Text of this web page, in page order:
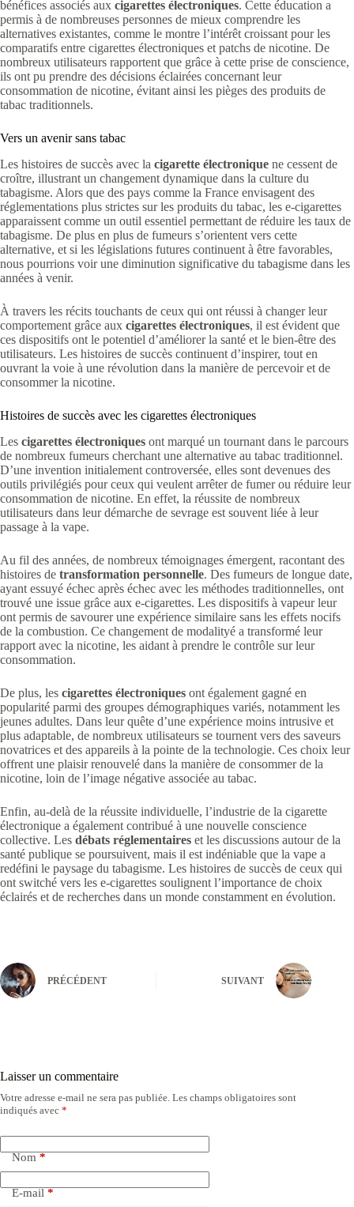
bénéfices associés aux cigarettes électroniques. Cette éducation a
permis à de nombreuses personnes de mieux comprendre les
alternatives existantes, comme le montre l’intérêt croissant pour les
comparatifs entre cigarettes électroniques et patchs de nicotine. De
nombreux utilisateurs rapportent que grâce à cette prise de conscience,
ils ont pu prendre des décisions éclairées concernant leur
consommation de nicotine, évitant ainsi les pièges des produits de
tabac traditionnels.
Vers un avenir sans tabac
Les histoires de succès avec la cigarette électronique ne cessent de
croître, illustrant un changement dynamique dans la culture du
tabagisme. Alors que des pays comme la France envisagent des
réglementations plus strictes sur les produits du tabac, les e-cigarettes
apparaissent comme un outil essentiel permettant de réduire les taux de
tabagisme. De plus en plus de fumeurs s’orientent vers cette
alternative, et si les législations futures continuent à être favorables,
nous pourrions voir une diminution significative du tabagisme dans les
années à venir.
À travers les récits touchants de ceux qui ont réussi à changer leur
comportement grâce aux cigarettes électroniques, il est évident que
ces dispositifs ont le potentiel d’améliorer la santé et le bien-être des
utilisateurs. Les histoires de succès continuent d’inspirer, tout en
ouvrant la voie à une révolution dans la manière de percevoir et de
consommer la nicotine.
Histoires de succès avec les cigarettes électroniques
Les cigarettes électroniques ont marqué un tournant dans le parcours
de nombreux fumeurs cherchant une alternative au tabac traditionnel.
D’une invention initialement controversée, elles sont devenues des
outils privilégiés pour ceux qui veulent arrêter de fumer ou réduire leur
consommation de nicotine. En effet, la réussite de nombreux
utilisateurs dans leur démarche de sevrage est souvent liée à leur
passage à la vape.
Au fil des années, de nombreux témoignages émergent, racontant des
histoires de transformation personnelle. Des fumeurs de longue date,
ayant essuyé échec après échec avec les méthodes traditionnelles, ont
trouvé une issue grâce aux e-cigarettes. Les dispositifs à vapeur leur
ont permis de savourer une expérience similaire sans les effets nocifs
de la combustion. Ce changement de modalityé a transformé leur
rapport avec la nicotine, les aidant à prendre le contrôle sur leur
consommation.
De plus, les cigarettes électroniques ont également gagné en
popularité parmi des groupes démographiques variés, notamment les
jeunes adultes. Dans leur quête d’une expérience moins intrusive et
plus adaptable, de nombreux utilisateurs se tournent vers des saveurs
novatrices et des appareils à la pointe de la technologie. Ces choix leur
offrent une plaisir renouvelé dans la manière de consommer de la
nicotine, loin de l’image négative associée au tabac.
Enfin, au-delà de la réussite individuelle, l’industrie de la cigarette
électronique a également contribué à une nouvelle conscience
collective. Les débats réglementaires et les discussions autour de la
santé publique se poursuivent, mais il est indéniable que la vape a
redéfini le paysage du tabagisme. Les histoires de succès de ceux qui
ont switché vers les e-cigarettes soulignent l’importance de choix
éclairés et de recherches dans un monde constamment en évolution.
PRÉCÉDENT SUIVANT
Laisser un commentaire
Votre adresse e-mail ne sera pas publiée. Les champs obligatoires sont
indiqués avec *
Nom *
E-mail *